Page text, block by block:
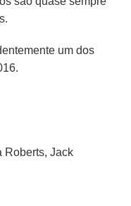
um dos
Roberts, Jack